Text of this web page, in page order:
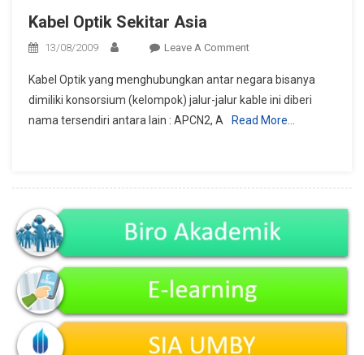
Kabel Optik Sekitar Asia
13/08/2009 Leave A CommentOn
Optik
Sekitar
Asia
Kabel Optik yang menghubungkan antar negara bisanya
dimiliki konsorsium (kelompok) jalur-jalur kable ini diberi
nama tersendiri antara lain : APCN2, A
Read More…